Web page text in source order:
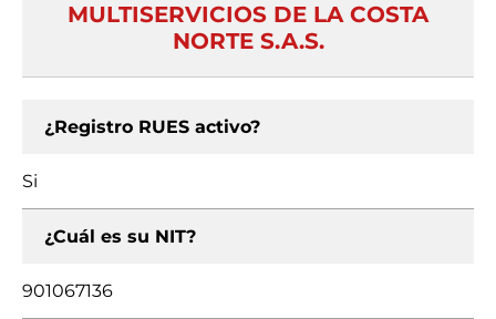
MULTISERVICIOS DE LA COSTA
NORTE S.A.S.
¿Registro RUES activo?
Si
¿Cuál es su NIT?
901067136